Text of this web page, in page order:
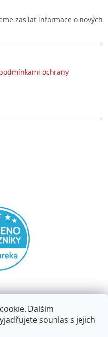
Dalším
souhlas s jejich
zasílat informace o nových
podmínkami ochrany